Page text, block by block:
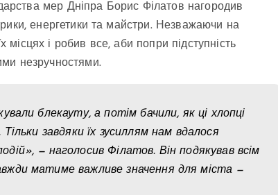
мер Дніпра Борис Філатов нагородив
енергетики та майстри. Незважаючи на
і робив все, аби попри підступність
незручностями.
блекауту, а потім бачили, як ці хлопці
завдяки їх зусиллям нам вдалося
— наголосив Філатов. Він подякував всім
матиме важливе значення для міста —